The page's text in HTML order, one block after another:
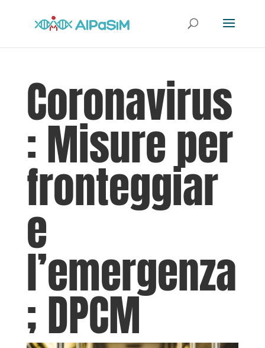
Coronavirus
: Misure per
fronteggiar
e
l’emergenza
; DPCM